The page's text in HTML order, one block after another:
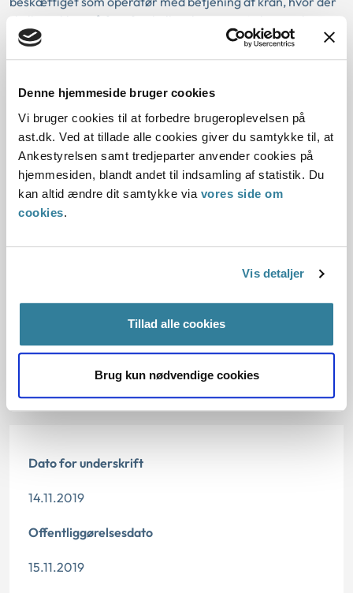
Denne hjemmeside bruger cookies
Vi bruger cookies til at forbedre brugeroplevelsen på
ast.dk. Ved at tillade alle cookies giver du samtykke til, at
Ankestyrelsen samt tredjeparter anvender cookies på
hjemmesiden, blandt andet til indsamling af statistik. Du
kan altid ændre dit samtykke via vores side om
cookies.
Vis detaljer
Tillad alle cookies
Brug kun nødvendige cookies
skulle trykkes på fem forskellige knapper. Ankestyrelsen
vurderede, at der ikke var grundlag for at forelægge sagen
for Erhvervssygdomsudvalget.
I sag nr. 3 var det oplyst, at tilskadekomne som violinist
havde foretaget mange gentagne bevægelser i højre
buearm, hvoraf de fleste bevægelser blev foretaget i albue
og håndled. Ankestyrelsen vurderede, at der ikke var
grundlag for at forelægge sagen for
Erhvervssygdomsudvalget.
Baggrund for at offentliggøre denne
De konkrete afgørelser, der dannede grundlag for
de tidligere principmeddelelser
Dato for underskrift
14.11.2019
Offentliggørelsesdato
15.11.2019